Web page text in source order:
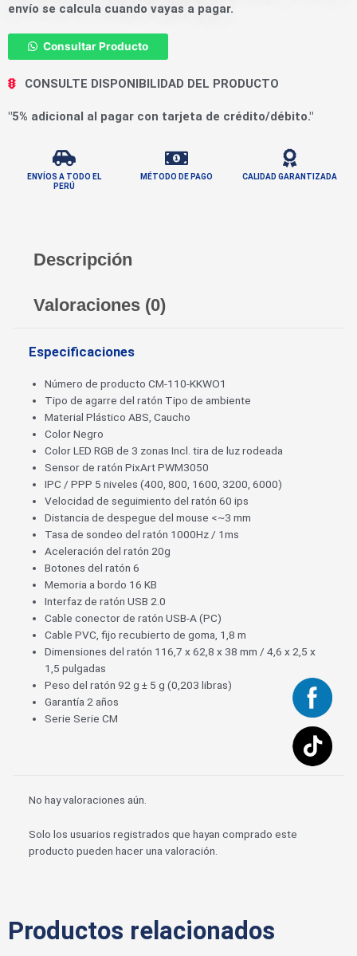
envío se calcula cuando vayas a pagar.
Consultar Producto
CONSULTE DISPONIBILIDAD DEL PRODUCTO
"5% adicional al pagar con tarjeta de crédito/débito."
ENVÍOS A TODO EL
PERÚ
MÉTODO DE PAGO CALIDAD GARANTIZADA
Descripción
Valoraciones (0)
Especificaciones
Número de producto CM-110-KKWO1
Tipo de agarre del ratón Tipo de ambiente
Material Plástico ABS, Caucho
Color Negro
Color LED RGB de 3 zonas Incl. tira de luz rodeada
Sensor de ratón PixArt PWM3050
IPC / PPP 5 niveles (400, 800, 1600, 3200, 6000)
Velocidad de seguimiento del ratón 60 ips
Distancia de despegue del mouse <~3 mm
Tasa de sondeo del ratón 1000Hz / 1ms
Aceleración del ratón 20g
Botones del ratón 6
Memoria a bordo 16 KB
Interfaz de ratón USB 2.0
Cable conector de ratón USB-A (PC)
Cable PVC, fijo recubierto de goma, 1,8 m
Dimensiones del ratón 116,7 x 62,8 x 38 mm / 4,6 x 2,5 x
1,5 pulgadas
Peso del ratón 92 g ± 5 g (0,203 libras)
Garantía 2 años
Serie Serie CM
No hay valoraciones aún.
Solo los usuarios registrados que hayan comprado este
producto pueden hacer una valoración.
Productos relacionados